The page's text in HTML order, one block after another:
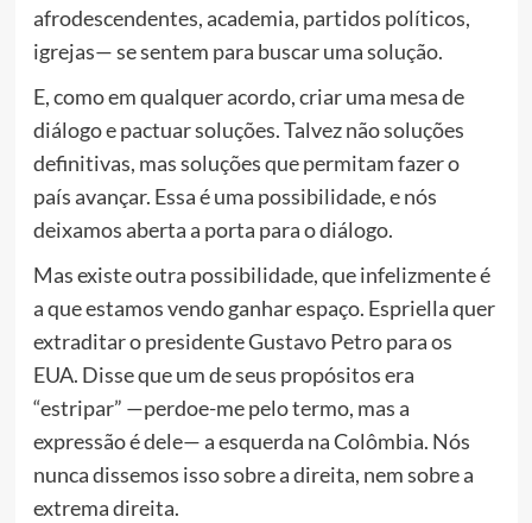
afrodescendentes, academia, partidos políticos,
igrejas— se sentem para buscar uma solução.
E, como em qualquer acordo, criar uma mesa de
diálogo e pactuar soluções. Talvez não soluções
definitivas, mas soluções que permitam fazer o
país avançar. Essa é uma possibilidade, e nós
deixamos aberta a porta para o diálogo.
Mas existe outra possibilidade, que infelizmente é
a que estamos vendo ganhar espaço. Espriella quer
extraditar o presidente Gustavo Petro para os
EUA. Disse que um de seus propósitos era
“estripar” —perdoe-me pelo termo, mas a
expressão é dele— a esquerda na Colômbia. Nós
nunca dissemos isso sobre a direita, nem sobre a
extrema direita.